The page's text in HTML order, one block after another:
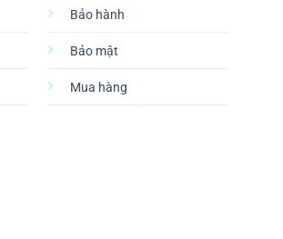
Bảo hành
Bảo mật
Mua hàng